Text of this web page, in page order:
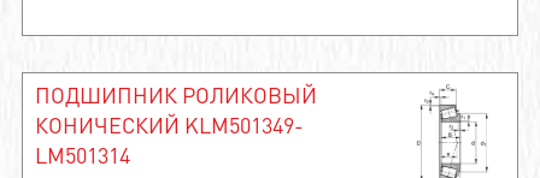
ПОДШИПНИК РОЛИКОВЫЙ
КОНИЧЕСКИЙ KLM501349-
LM501314